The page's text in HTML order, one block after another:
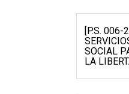
[P.S.
SOCIAL
LA